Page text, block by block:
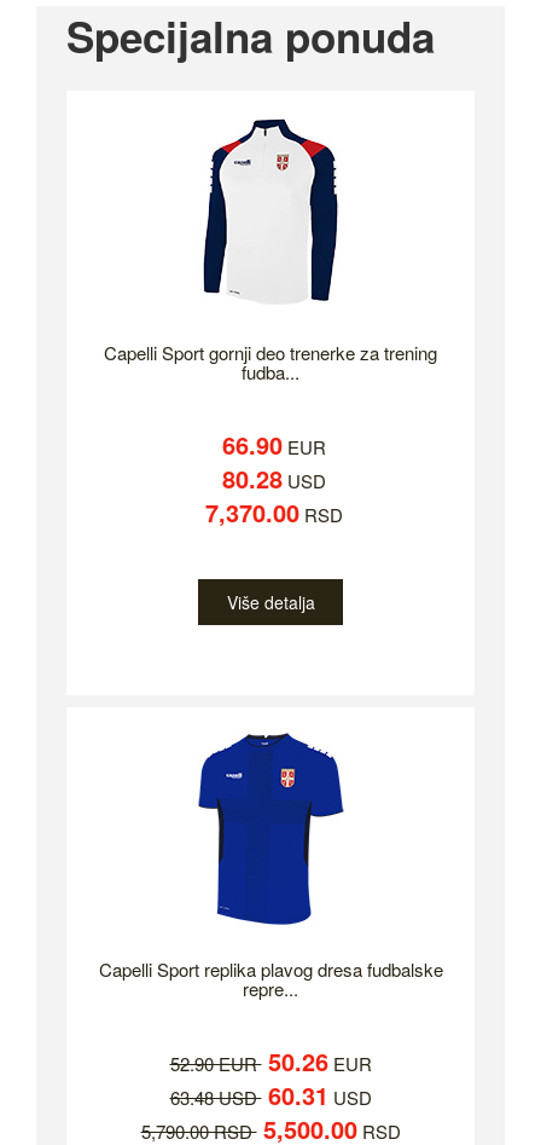
Specijalna ponuda
Capelli Sport gornji deo trenerke za trening
fudba...
66.90EUR
80.28USD
7,370.00RSD
Više detalja
Capelli Sport replika plavog dresa fudbalske
repre...
52.90 EUR 50.26EUR
63.48 USD 60.31 USD
5,790.00 RSD 5,500.00RSD